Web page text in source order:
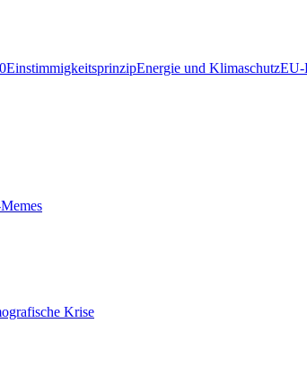
EinstimmigkeitsprinzipEnergie und KlimaschutzEU-
Krise